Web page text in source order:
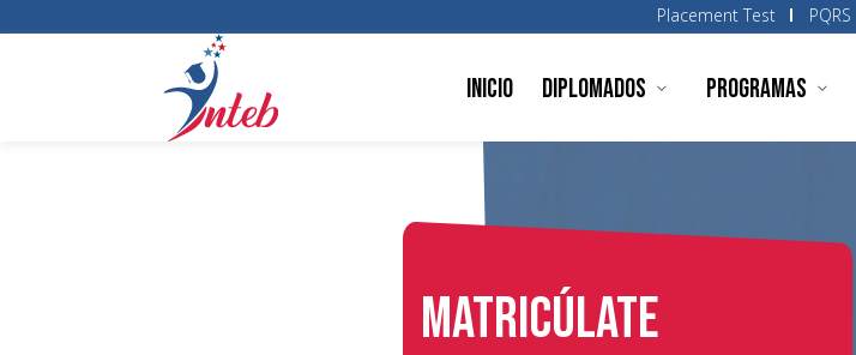
Placement Test PQRS
Inicio Diplomados Programas
Matricúlate